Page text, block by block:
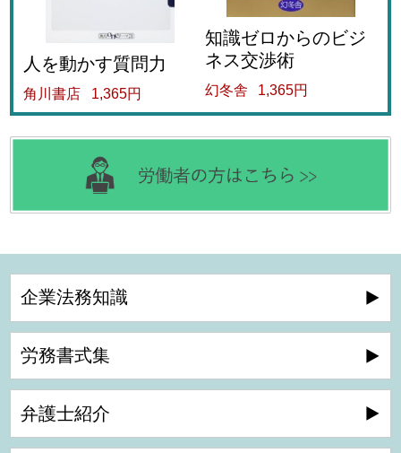
人を動かす質問力
角川書店 1,365円
知識ゼロからのビジ
ネス交渉術
幻冬舎 1,365円
企業法務知識
労務書式集
弁護士紹介